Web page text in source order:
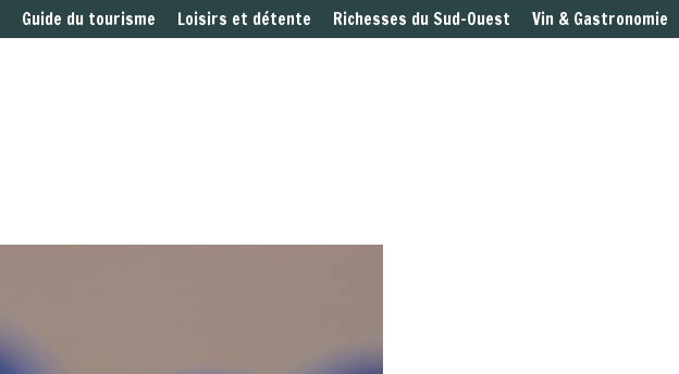
Guide du tourisme Loisirs et détente Richesses du Sud-Ouest Vin & Gastronomie